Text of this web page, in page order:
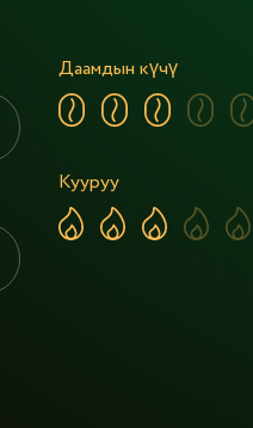
Даамдын күчү
Кууруу